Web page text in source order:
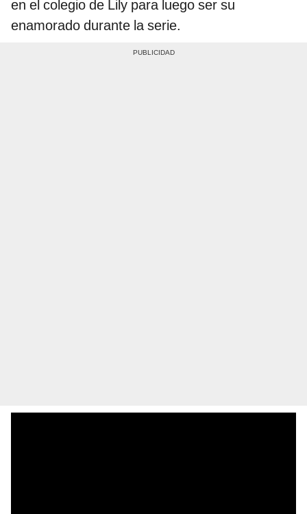
en el colegio de Lily para luego ser su
enamorado durante la serie.